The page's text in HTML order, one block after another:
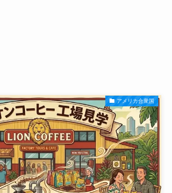
アメリカ合衆国